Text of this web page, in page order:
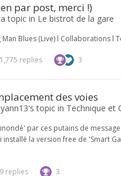
par post, merci !)
topic in Le bistrot de la gare
Blues (Live) l Collaborations l
1,775 replies 3
des voies
topic in Technique et
par ces putains de
la version free de 'Smart
9 replies 3